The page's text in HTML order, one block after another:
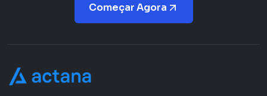
Começar Agora